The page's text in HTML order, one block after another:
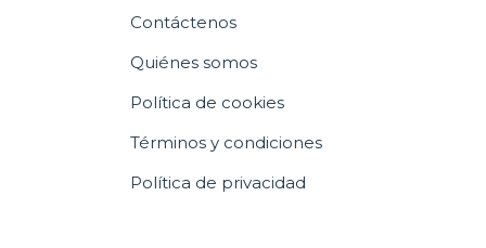
Contáctenos
Quiénes somos
Política de cookies
Términos y condiciones
Política de privacidad